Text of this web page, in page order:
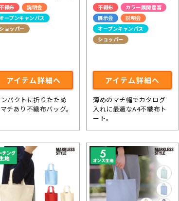
織布
説明会
ープンキャンパス
ョッパー
アイテム詳細へ
パクトに折りたため
チあり不織布バッグ。
不織布
カラー展開豊富
展示会
説明会
オープンキャンパス
ショッパー
アイテム詳細へ
薄めのマチ幅でカタログ
入れに最適なA4不織布ト
ート。